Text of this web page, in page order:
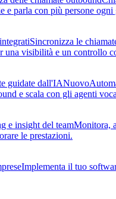
e parla con più persone ogni
Sincronizza le
una visibilità e un controllo
guidate dall'IANuovo
e scala con gli agenti
e insight del teamMonitora,
le prestazioni.
Implementa il tuo